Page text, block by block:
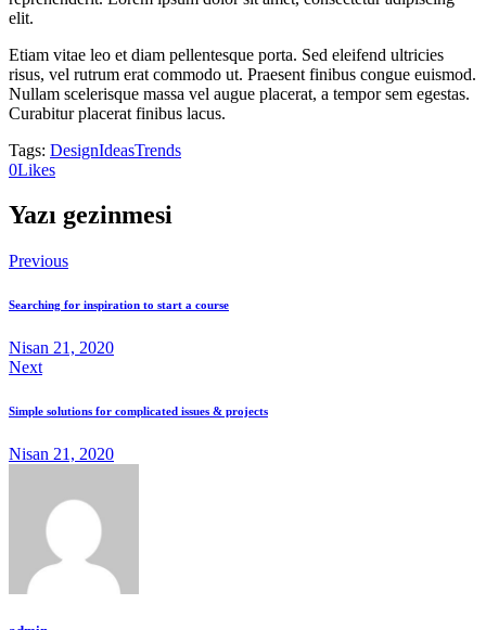
elit.
Etiam vitae leo et diam pellentesque porta. Sed eleifend ultricies
risus, vel rutrum erat commodo ut. Praesent finibus congue euismod.
Nullam scelerisque massa vel augue placerat, a tempor sem egestas.
Curabitur placerat finibus lacus.
Tags: DesignIdeasTrends
0Likes
Yazı gezinmesi
Previous
Searching for inspiration to start a course
Nisan 21, 2020
Next
Simple solutions for complicated issues & projects
Nisan 21, 2020